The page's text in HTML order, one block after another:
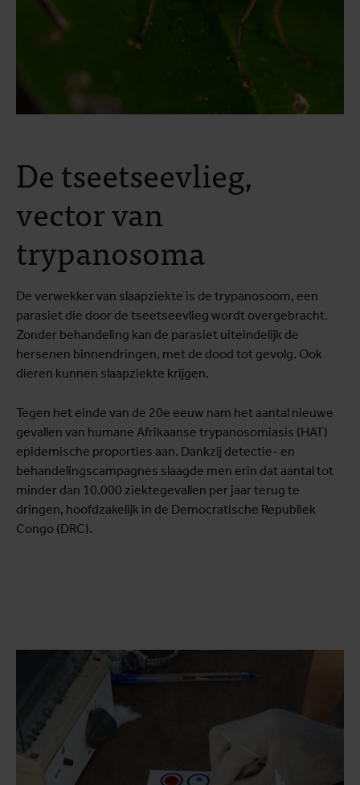
De tseetseevlieg,
vector van
trypanosoma
De verwekker van slaapziekte is de trypanosoom, een
parasiet die door de tseetseevlieg wordt overgebracht.
Zonder behandeling kan de parasiet uiteindelijk de
hersenen binnendringen, met de dood tot gevolg. Ook
dieren kunnen slaapziekte krijgen.
Tegen het einde van de 20e eeuw nam het aantal nieuwe
gevallen van humane Afrikaanse trypanosomiasis (HAT)
epidemische proporties aan. Dankzij detectie- en
behandelingscampagnes slaagde men erin dat aantal tot
minder dan 10.000 ziektegevallen per jaar terug te
dringen, hoofdzakelijk in de Democratische Republiek
Congo (DRC).